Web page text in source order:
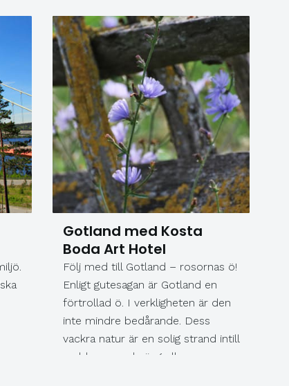
Gotland med Kosta
Boda Art Hotel
Följ med till Gotland – rosornas ö!
Enligt gutesagan är Gotland en
förtrollad ö. I verkligheten är den
inte mindre bedårande. Dess
vackra natur är en solig strand intill
en blommande äng eller en